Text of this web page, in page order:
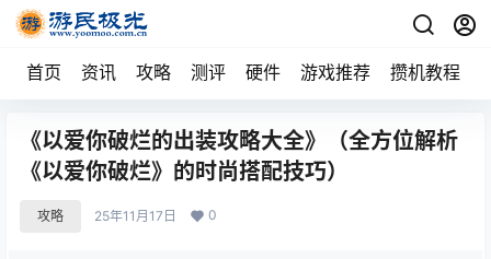
首页 资讯 攻略 测评 硬件 游戏推荐 攒机教程
《以爱你破烂的出装攻略大全》（全方位解析
《以爱你破烂》的时尚搭配技巧）
攻略 25年11月17日 0